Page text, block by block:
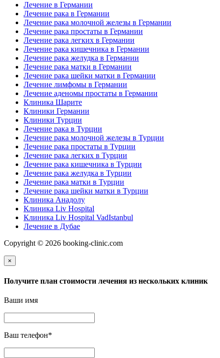
Лечение в Германии
Лечение рака в Германии
Лечение рака молочной железы в Германии
Лечение рака простаты в Германии
Лечение рака легких в Германии
Лечение рака кишечника в Германии
Лечение рака желудка в Германии
Лечение рака матки в Германии
Лечение рака шейки матки в Германии
Лечение лимфомы в Германии
Лечение аденомы простаты в Германии
Клиника Шарите
Клиники Германии
Клиники Турции
Лечение рака в Турции
Лечение рака молочной железы в Турции
Лечение рака простаты в Турции
Лечение рака легких в Турции
Лечение рака кишечника в Турции
Лечение рака желудка в Турции
Лечение рака матки в Турции
Лечение рака шейки матки в Турции
Клиника Анадолу
Клиника Liv Hospital
Клиника Liv Hospital VadIstanbul
Лечение в Дубае
Copyright © 2026 booking-clinic.com
×
Получите план стоимости лечения из нескольких клиник
Ваши имя
Ваш телефон*